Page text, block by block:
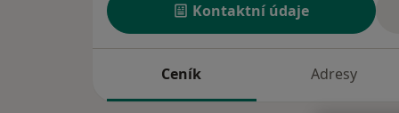
Kontaktní údaje
Ceník Adresy